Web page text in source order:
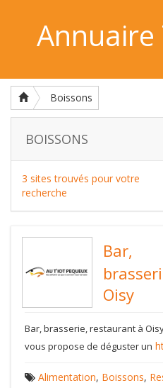
Boissons
BOISSONS
3 sites trouvés pour votre
recherche
Bar,
Oisy
Bar, brasserie, restaurant à
vous propose de déguster un
Alimentation, Boissons,